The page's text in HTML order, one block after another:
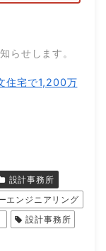
せします。
住宅で1,200万
設計事務所
エンジニアリング
設計事務所